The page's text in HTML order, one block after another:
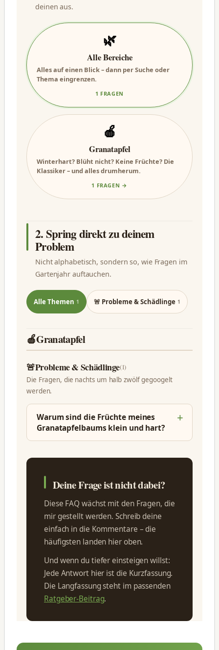
deinen aus.
🌿
Alle Bereiche
Alles auf einen Blick – dann per Suche oder
Thema eingrenzen.
1 FRAGEN
🍎
Granatapfel
Winterhart? Blüht nicht? Keine Früchte? Die
Klassiker – und alles drumherum.
1 FRAGEN →
2. Spring direkt zu deinem
Problem
Nicht alphabetisch, sondern so, wie Fragen im
Gartenjahr auftauchen.
Alle Themen 1 🚨 Probleme & Schädlinge 1
🍎Granatapfel
🚨Probleme & Schädlinge(1)
Die Fragen, die nachts um halb zwölf gegoogelt
werden.
Warum sind die Früchte meines
Granatapfelbaums klein und hart?
Deine Frage ist nicht dabei?
Diese FAQ wächst mit den Fragen, die
mir gestellt werden. Schreib deine
einfach in die Kommentare – die
häufigsten landen hier oben.
Und wenn du tiefer einsteigen willst:
Jede Antwort hier ist die Kurzfassung.
Die Langfassung steht im passenden
Ratgeber-Beitrag.